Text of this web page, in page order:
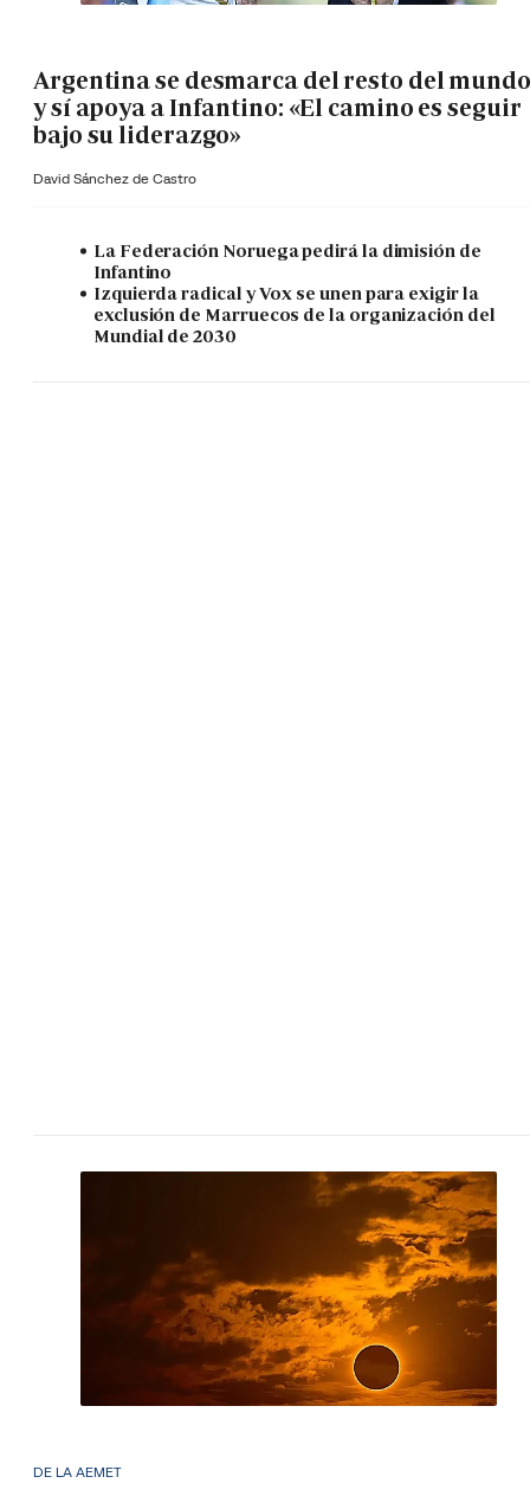
Argentina se desmarca del resto del mundo
y sí apoya a Infantino: «El camino es seguir
bajo su liderazgo»
David Sánchez de Castro
La Federación Noruega pedirá la dimisión de
Infantino
Izquierda radical y Vox se unen para exigir la
exclusión de Marruecos de la organización del
Mundial de 2030
DE LA AEMET